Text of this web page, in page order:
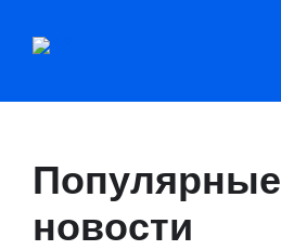
Популярные
новости